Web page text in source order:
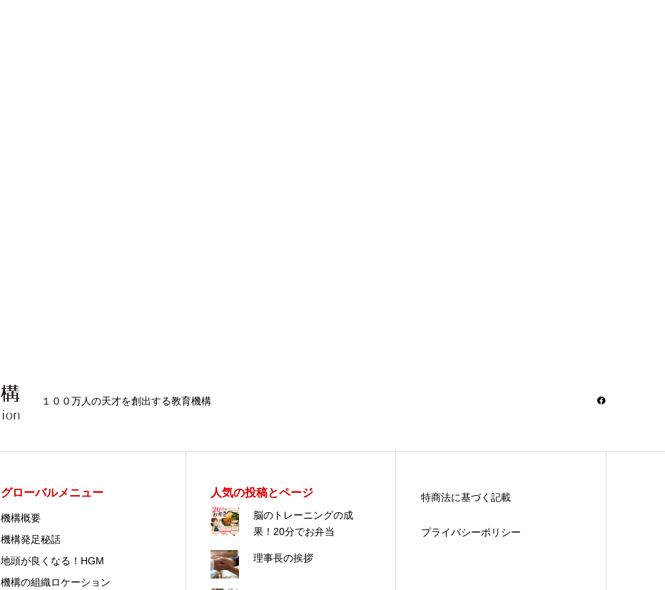
１００万人の天才を創出する教育機構
グローバルメニュー
機構概要
機構発足秘話
地頭が良くなる！HGM
機構の組織ロケーション
人気の投稿とページ
脳のトレーニングの成
果！20分でお弁当
理事長の挨拶
特商法に基づく記載
プライバシーポリシー